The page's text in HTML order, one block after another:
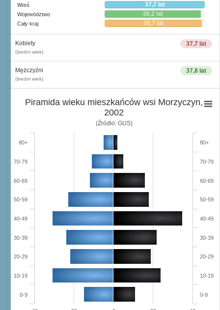
Wieś 37,7 lat
Województwo 36,2 lat
Cały kraj 36,7 lat
37,7 lat
Kobiety
(średni wiek)
37,8 lat
Mężczyźni
(średni wiek)
Piramida wieku mieszkańców wsi Morzyczyn,
2002
(Źródło: GUS)
0-9
10-19
20-29
30-39
40-49
50-59
60-69
70-79
80+
0-9
10-19
20-29
30-39
40-49
50-59
60-69
70-79
80+